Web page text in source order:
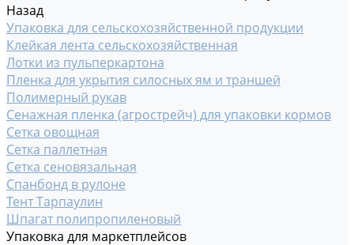
Назад
Упаковка для сельскохозяйственной продукции
Клейкая лента сельскохозяйственная
Лотки из пульперкартона
Пленка для укрытия силосных ям и траншей
Полимерный рукав
Сенажная пленка (агрострейч) для упаковки кормов
Сетка овощная
Сетка паллетная
Сетка сеновязальная
Спанбонд в рулоне
Тент Тарпаулин
Шпагат полипропиленовый
Упаковка для маркетплейсов